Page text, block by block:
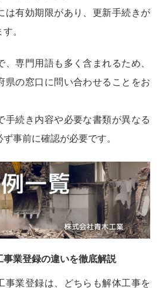
は有効期限があり、更新手続きが
。
、専門用語も多く含まれるため、
県の窓口に問い合わせることをお
手続き内容や必要な書類が異なる
事前に確認が必要です。
業登録の違いを徹底解説
事業登録は、どちらも解体工事を